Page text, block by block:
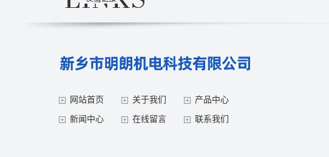
网站首页 关于我们 产品中心
新闻中心 在线留言 联系我们